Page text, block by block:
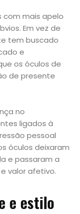
com mais apelo
Em vez de
tem buscado
e
os óculos de
de presente
no
ligados à
pessoal
óculos deixaram
e passaram a
valor afetivo.
e estilo